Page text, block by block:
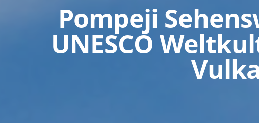
Pompeji
UNESCO